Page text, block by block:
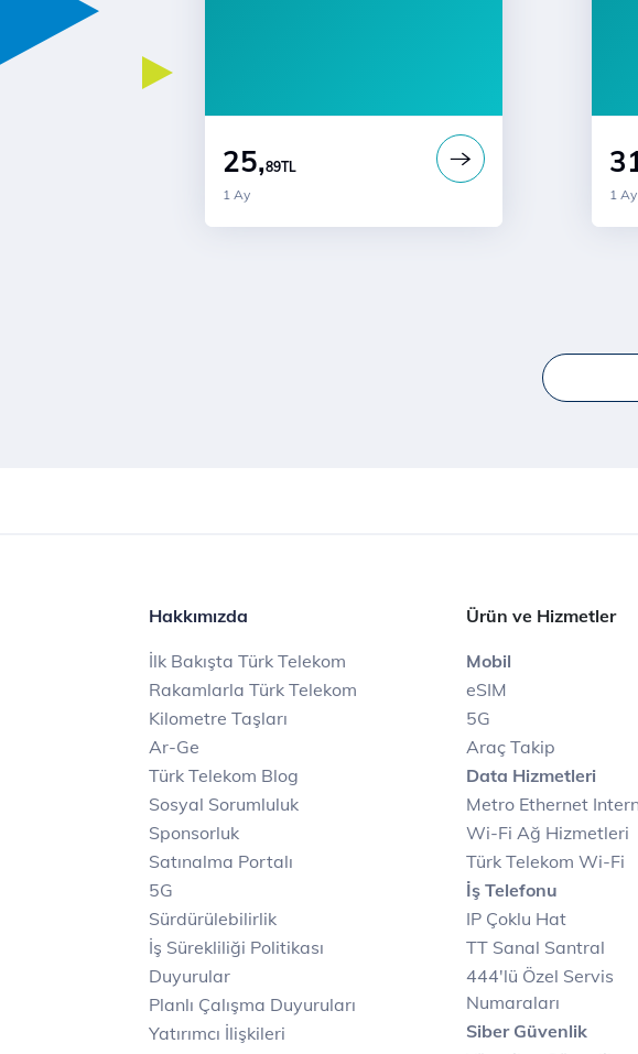
25,89TL
1 Ay
1 Ay
Hakkımızda
İlk Bakışta Türk Telekom
Rakamlarla Türk Telekom
Kilometre Taşları
Ar-Ge
Türk Telekom Blog
Sosyal Sorumluluk
Sponsorluk
Satınalma Portalı
5G
Sürdürülebilirlik
İş Sürekliliği Politikası
Duyurular
Planlı Çalışma Duyuruları
Yatırımcı İlişkileri
Ürün ve Hizmetler
Mobil
eSIM
5G
Araç Takip
Data Hizmetleri
Metro Ethernet
Wi-Fi Ağ Hizmetleri
Türk Telekom Wi-Fi
İş Telefonu
IP Çoklu Hat
TT Sanal Santral
444'lü Özel Servis
Numaraları
Siber Güvenlik